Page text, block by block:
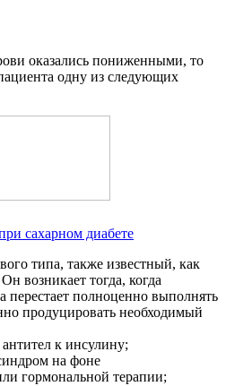
оказались пониженными, то
одну из следующих
сахарном диабете
типа, также известный, как
возникает тогда, когда
перестает полноценно выполнять
продуцировать необходимый
к инсулину;
на фоне
гормональной терапии;